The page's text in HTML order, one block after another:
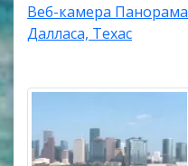
Веб-камера Панорама
Далласа, Техас